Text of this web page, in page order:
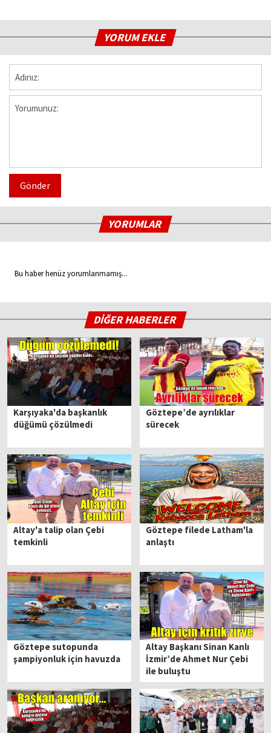
YORUM EKLE
Gönder
YORUMLAR
Bu haber henüz yorumlanmamış...
DİĞER HABERLER
Karşıyaka'da başkanlık
düğümü çözülmedi
Göztepe’de ayrılıklar
sürecek
Altay'a talip olan Çebi
temkinli
Göztepe filede Latham'la
anlaştı
Göztepe sutopunda
şampiyonluk için havuzda
Altay Başkanı Sinan Kanlı
İzmir’de Ahmet Nur Çebi
ile buluştu